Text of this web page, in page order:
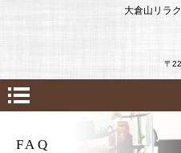
大倉山リラ
〒
FAQ